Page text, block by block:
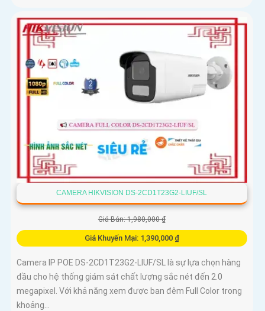
CAMERA HIKVISION DS-2CD1T23G2-LIUF/SL
Giá Bán: 1,980,000 ₫
Giá Khuyến Mại: 1,390,000 ₫
Camera IP POE DS-2CD1T23G2-LIUF/SL là sự lựa chọn hàng
đầu cho hệ thống giám sát chất lượng sắc nét đến 2.0
megapixel. Với khả năng xem được ban đêm Full Color trong
khoảng...